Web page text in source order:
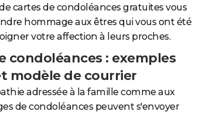
cartes de condoléances gratuites vous
hommage aux êtres qui vous ont été
votre affection à leurs proches.
condoléances : exemples
modèle de courrier
adressée à la famille comme aux
de condoléances peuvent s'envoyer